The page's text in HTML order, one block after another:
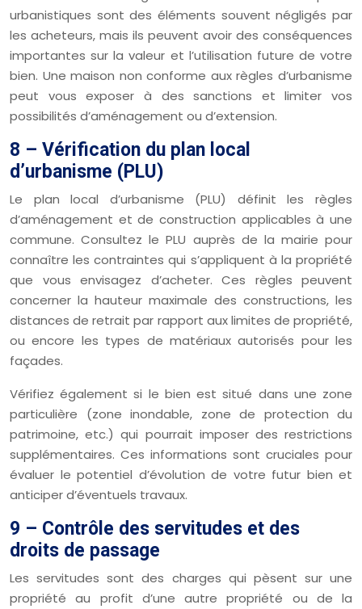
urbanistiques sont des éléments souvent négligés par
les acheteurs, mais ils peuvent avoir des conséquences
importantes sur la valeur et l’utilisation future de votre
bien. Une maison non conforme aux règles d’urbanisme
peut vous exposer à des sanctions et limiter vos
possibilités d’aménagement ou d’extension.
8 – Vérification du plan local
d’urbanisme (PLU)
Le plan local d’urbanisme (PLU) définit les règles
d’aménagement et de construction applicables à une
commune. Consultez le PLU auprès de la mairie pour
connaître les contraintes qui s’appliquent à la propriété
que vous envisagez d’acheter. Ces règles peuvent
concerner la hauteur maximale des constructions, les
distances de retrait par rapport aux limites de propriété,
ou encore les types de matériaux autorisés pour les
façades.
Vérifiez également si le bien est situé dans une zone
particulière (zone inondable, zone de protection du
patrimoine, etc.) qui pourrait imposer des restrictions
supplémentaires. Ces informations sont cruciales pour
évaluer le potentiel d’évolution de votre futur bien et
anticiper d’éventuels travaux.
9 – Contrôle des servitudes et des
droits de passage
Les servitudes sont des charges qui pèsent sur une
propriété au profit d’une autre propriété ou de la